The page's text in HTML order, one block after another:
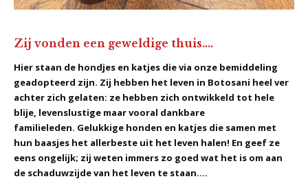
Zij vonden een geweldige thuis....
Hier staan de hondjes en katjes die via onze bemiddeling
geadopteerd zijn. Zij hebben het leven in Botosani heel ver
achter zich gelaten: ze hebben zich ontwikkeld tot hele
blije, levenslustige maar vooral dankbare
familieleden. Gelukkige honden en katjes die samen met
hun baasjes het allerbeste uit het leven halen! En geef ze
eens ongelijk; zij weten immers zo goed wat het is om aan
de schaduwzijde van het leven te staan....